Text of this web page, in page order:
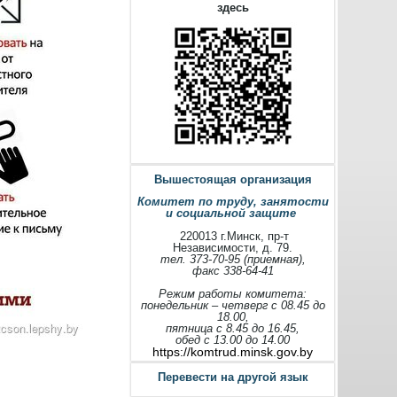
здесь
Вышестоящая организация
Комитет по труду, занятости
и социальной защите
220013 г.Минск, пр-т
Независимости, д. 79.
тел. 373-70-95 (приемная),
факс 338-64-41
Режим работы комитета:
понедельник – четверг с 08.45 до
18.00,
пятница с 8.45 до 16.45,
обед с 13.00 до 14.00
https://komtrud.minsk.gov.by
Перевести на другой язык